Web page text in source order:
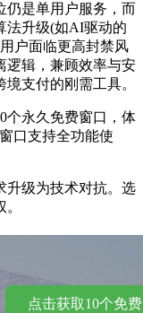
是单用户服务，而
法升级(如AI驱动的
户面临更高封禁风
逻辑，兼顾效率与安
支付的刚需工具。
永久免费窗口，体
窗口支持全功能使
级为技术对抗。选
点击获取10个免